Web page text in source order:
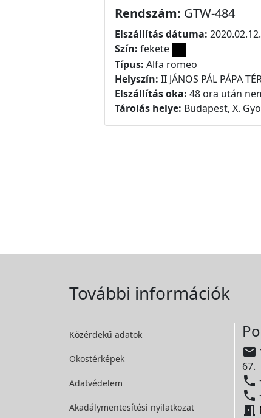
Rendszám: GTW-484
Elszállítás dátuma:
Szín: fekete
Típus: Alfa romeo
Helyszín: II JÁNOS PÁL PÁPA
Elszállítás oka: 48 ora után
Tárolás helye: Budapest, X.
További információk
Közérdekű adatok
Okostérképek
Adatvédelem
Akadálymentesítési nyilatkozat

67.


